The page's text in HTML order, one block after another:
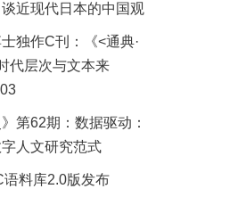
近现代日本的中国观
独作C刊：《<通典·
代层次与文本来
第62期：数据驱动：
人文研究范式
料库2.0版发布